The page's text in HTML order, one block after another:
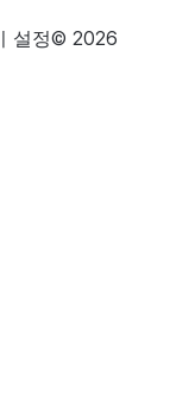
설정© 2026